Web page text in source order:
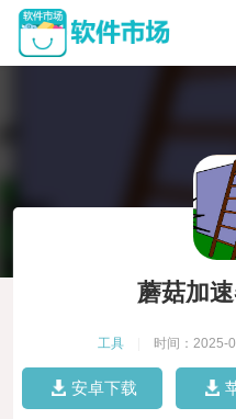
蘑菇加
工具 时间：2025-
安卓下载